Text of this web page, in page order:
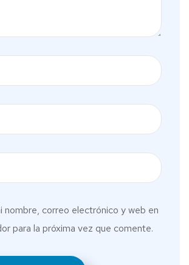
nombre, correo electrónico y web en
para la próxima vez que comente.